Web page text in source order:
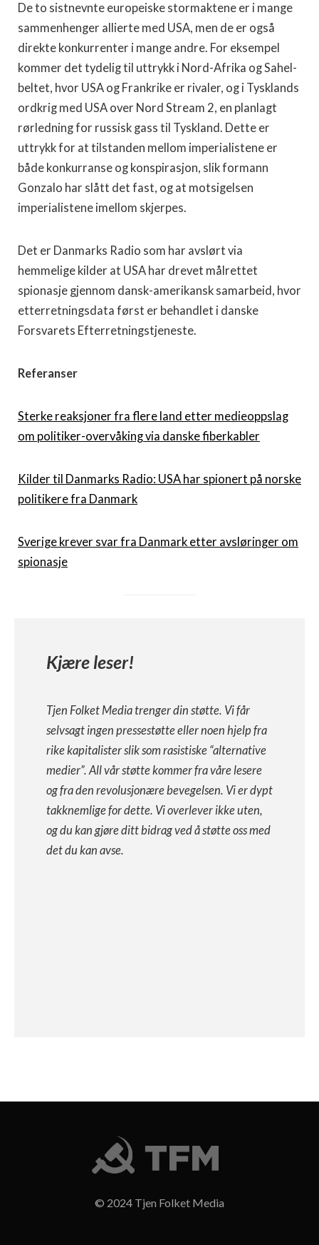
De to sistnevnte europeiske stormaktene er i mange
sammenhenger allierte med USA, men de er også
direkte konkurrenter i mange andre. For eksempel
kommer det tydelig til uttrykk i Nord-Afrika og Sahel-
beltet, hvor USA og Frankrike er rivaler, og i Tysklands
ordkrig med USA over Nord Stream 2, en planlagt
rørledning for russisk gass til Tyskland. Dette er
uttrykk for at tilstanden mellom imperialistene er
både konkurranse og konspirasjon, slik formann
Gonzalo har slått det fast, og at motsigelsen
imperialistene imellom skjerpes.
Det er Danmarks Radio som har avslørt via
hemmelige kilder at USA har drevet målrettet
spionasje gjennom dansk-amerikansk samarbeid, hvor
etterretningsdata først er behandlet i danske
Forsvarets Efterretningstjeneste.
Referanser
Sterke reaksjoner fra flere land etter medieoppslag
om politiker-overvåking via danske fiberkabler
Kilder til Danmarks Radio: USA har spionert på norske
politikere fra Danmark
Sverige krever svar fra Danmark etter avsløringer om
spionasje
Kjære leser!
Tjen Folket Media trenger din støtte. Vi får
selvsagt ingen pressestøtte eller noen hjelp fra
rike kapitalister slik som rasistiske “alternative
medier”. All vår støtte kommer fra våre lesere
og fra den revolusjonære bevegelsen. Vi er dypt
takknemlige for dette. Vi overlever ikke uten,
og du kan gjøre ditt bidrag ved å støtte oss med
det du kan avse.
© 2024 Tjen Folket Media